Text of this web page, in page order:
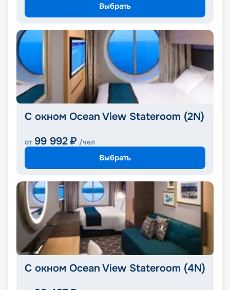
Выбрать
С окном Ocean View Stateroom (2N)
от 99 992 ₽ /чел
Выбрать
С окном Ocean View Stateroom (4N)